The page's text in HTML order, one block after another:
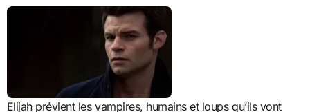
Elijah prévient les vampires, humains et loups qu’ils vont